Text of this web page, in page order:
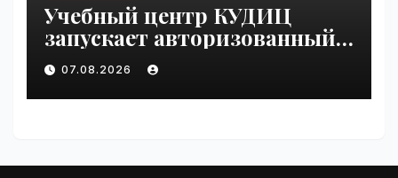
Учебный центр КУДИЦ
запускает авторизованный
курс по
администрированию Mind
Migrate#guest | VseTime.ru
07.08.2026